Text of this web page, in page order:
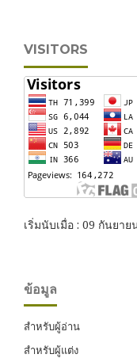
VISITORS
เริ่มนับเมื่อ : 09 กันยาย
ข้อมูล
สำหรับผู้อ่าน
สำหรับผู้แต่ง